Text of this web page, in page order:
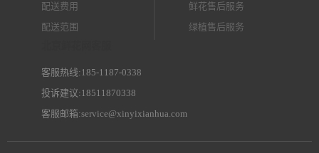
配送费用
配送范围
鲜花售后服务
绿植售后服务
客服热线:185-1187-0338
投诉建议:18511870338
客服邮箱:service@xinyixianhua.com